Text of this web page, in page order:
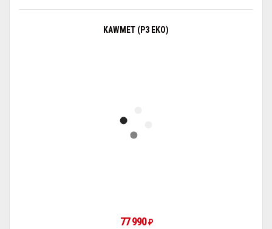
KAWMET (P3 EKO)
77 990₽